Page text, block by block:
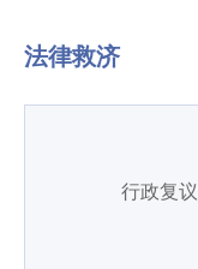
法律救济
行政复议